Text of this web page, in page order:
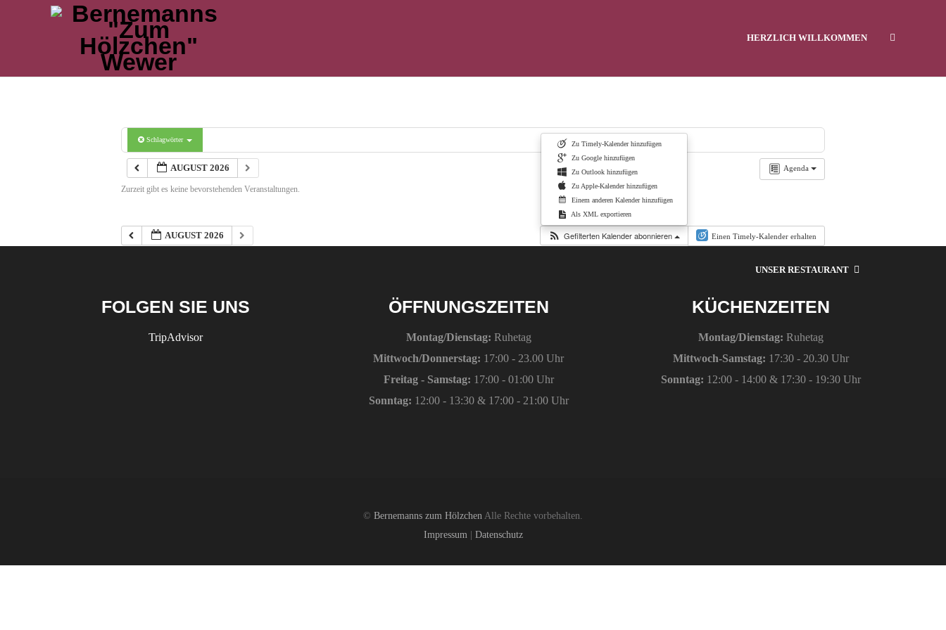
HERZLICH WILLKOMMEN
UNSER RESTAURANT
Schlagwörter
Agenda
AUGUST 2026
Zurzeit gibt es keine bevorstehenden Veranstaltungen.
AUGUST 2026 Gefilterten Kalender abonnieren
Zu Timely-Kalender hinzufügen
Zu Google hinzufügen
Zu Outlook hinzufügen
Zu Apple-Kalender hinzufügen
Einem anderen Kalender hinzufügen
Als XML exportieren
Einen Timely-Kalender erhalten
FOLGEN SIE UNS
TripAdvisor
ÖFFNUNGSZEITEN
Montag/Dienstag: Ruhetag
Mittwoch/Donnerstag: 17:00 - 23.00 Uhr
Freitag - Samstag: 17:00 - 01:00 Uhr
Sonntag: 12:00 - 13:30 & 17:00 - 21:00 Uhr
KÜCHENZEITEN
Montag/Dienstag: Ruhetag
Mittwoch-Samstag: 17:30 - 20.30 Uhr
Sonntag: 12:00 - 14:00 & 17:30 - 19:30 Uhr
© Bernemanns zum Hölzchen Alle Rechte vorbehalten.
Impressum | Datenschutz